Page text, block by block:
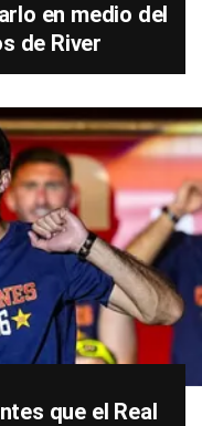
en medio del
de River
que el Real